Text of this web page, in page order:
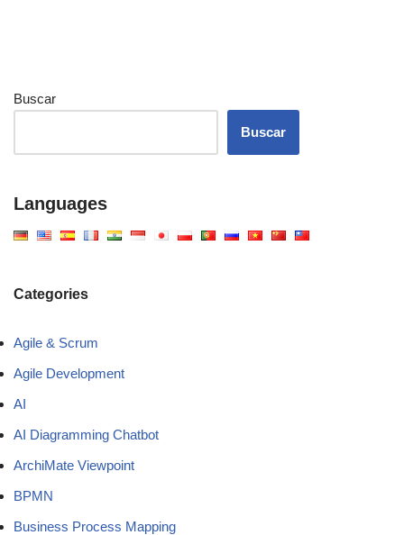
Buscar
Buscar
Languages
Categories
Agile & Scrum
Agile Development
AI
AI Diagramming Chatbot
ArchiMate Viewpoint
BPMN
Business Process Mapping